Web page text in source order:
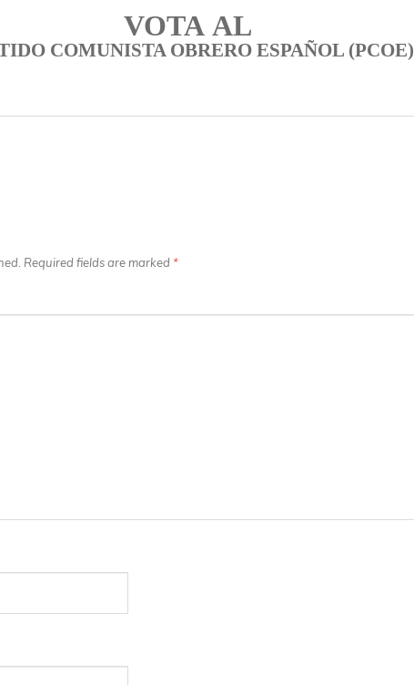
VOTA AL
COMUNISTA OBRERO ESPAÑOL (PCOE)
Required fields are marked *